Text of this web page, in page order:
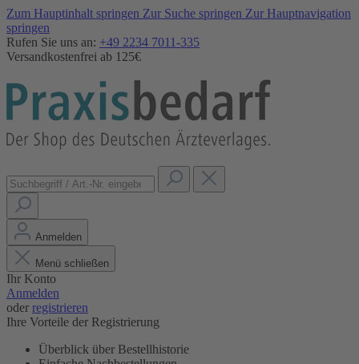
Zum Hauptinhalt springen Zur Suche springen Zur Hauptnavigation
springen
Rufen Sie uns an: +49 2234 7011-335
Versandkostenfrei ab 125€
Anmelden
Menü schließen
Ihr Konto
Anmelden
oder registrieren
Ihre Vorteile der Registrierung
Überblick über Bestellhistorie